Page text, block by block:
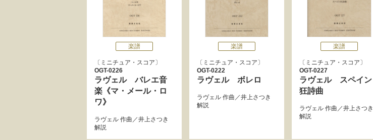
楽譜
ミニチュア・スコア
OGT-0226
ラヴェル バレエ音
楽《マ・メール・ロ
ワ》
ラヴェル 作曲／井上さつき
解説
楽譜
ミニチュア・スコア
OGT-0222
ラヴェル ボレロ
ラヴェル 作曲／井上さつき
解説
楽譜
ミニチュア・スコア
OGT-0227
ラヴェル スペイン
狂詩曲
ラヴェル 作曲／井上さつき
解説